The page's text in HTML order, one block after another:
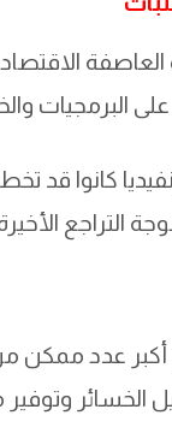
البرمجيات
التراجع
الخسائر